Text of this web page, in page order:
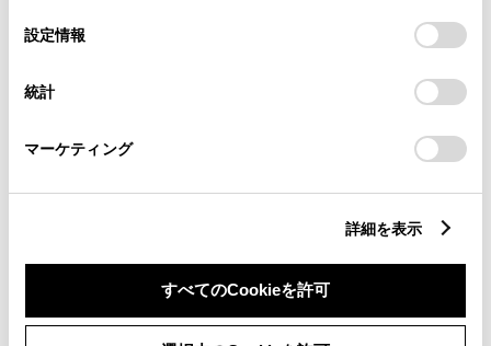
デバイスにすべてのCookie(クッキー)が保存されることに同
意したことになります。Cookie(クッキー)のオプトアウト、
設定の変更、同意を撤回したりするにあたっては、当社の
「Cookie（クッキー）情報の取り扱いについて
」をご覧くだ
設定情報
統計
マーケティング
詳細を表示
すべてのCookieを許可
パノラミックビューモニター（全周囲カメラ）
エアバッグ
※ グレードによって予防安全装置の設定が異なる場合があります。
※ グレードや予防安全装置の設定によって同じ車種でも安全運転サポー